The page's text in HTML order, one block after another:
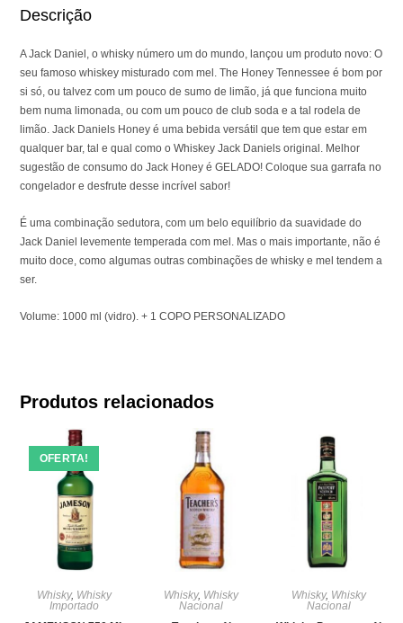
Descrição
A Jack Daniel, o whisky número um do mundo, lançou um produto novo: O
seu famoso whiskey misturado com mel. The Honey Tennessee é bom por
si só, ou talvez com um pouco de sumo de limão, já que funciona muito
bem numa limonada, ou com um pouco de club soda e a tal rodela de
limão. Jack Daniels Honey é uma bebida versátil que tem que estar em
qualquer bar, tal e qual como o Whiskey Jack Daniels original. Melhor
sugestão de consumo do Jack Honey é GELADO! Coloque sua garrafa no
congelador e desfrute desse incrível sabor!
É uma combinação sedutora, com um belo equilíbrio da suavidade do
Jack Daniel levemente temperada com mel. Mas o mais importante, não é
muito doce, como algumas outras combinações de whisky e mel tendem a
ser.
Volume: 1000 ml (vidro). + 1 COPO PERSONALIZADO
Produtos relacionados
OFERTA!
Whisky, Whisky
Importado
Whisky, Whisky
Nacional
Whisky, Whisky
Nacional